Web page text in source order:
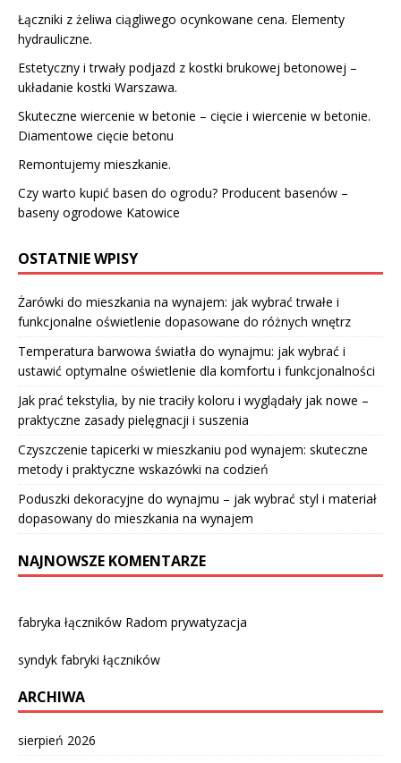
Łączniki z żeliwa ciągliwego ocynkowane cena. Elementy
hydrauliczne.
Estetyczny i trwały podjazd z kostki brukowej betonowej –
układanie kostki Warszawa.
Skuteczne wiercenie w betonie – cięcie i wiercenie w betonie.
Diamentowe cięcie betonu
Remontujemy mieszkanie.
Czy warto kupić basen do ogrodu? Producent basenów –
baseny ogrodowe Katowice
OSTATNIE WPISY
Żarówki do mieszkania na wynajem: jak wybrać trwałe i
funkcjonalne oświetlenie dopasowane do różnych wnętrz
Temperatura barwowa światła do wynajmu: jak wybrać i
ustawić optymalne oświetlenie dla komfortu i funkcjonalności
Jak prać tekstylia, by nie traciły koloru i wyglądały jak nowe –
praktyczne zasady pielęgnacji i suszenia
Czyszczenie tapicerki w mieszkaniu pod wynajem: skuteczne
metody i praktyczne wskazówki na codzień
Poduszki dekoracyjne do wynajmu – jak wybrać styl i materiał
dopasowany do mieszkania na wynajem
NAJNOWSZE KOMENTARZE
fabryka łączników Radom prywatyzacja
syndyk fabryki łączników
ARCHIWA
sierpień 2026